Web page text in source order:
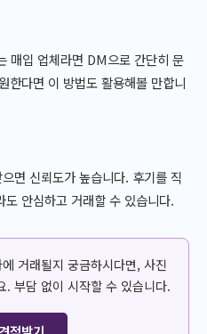
매입 업체라면 DM으로 간단히 문
한다면 이 방법도 활용해볼 만합니
면 신뢰도가 높습니다. 후기를 직
안심하고 거래할 수 있습니다.
거래될지 궁금하시다면, 사진
. 부담 없이 시작할 수 있습니다.